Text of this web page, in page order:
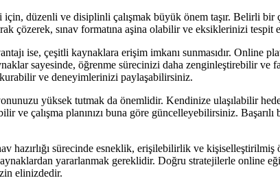
için, düzenli ve disiplinli çalışmak büyük önem taşır. Belirli
çözerek, sınav formatına aşina olabilir ve eksiklerinizi
ise, çeşitli kaynaklara erişim imkanı sunmasıdır. Online
sayesinde, öğrenme sürecinizi daha zenginleştirebilir ve
ve deneyimlerinizi paylaşabilirsiniz.
yüksek tutmak da önemlidir. Kendinize ulaşılabilir
ve çalışma planınızı buna göre güncelleyebilirsiniz.
hazırlığı sürecinde esneklik, erişilebilirlik ve
yararlanmak gereklidir. Doğru stratejilerle online
elinizdedir.